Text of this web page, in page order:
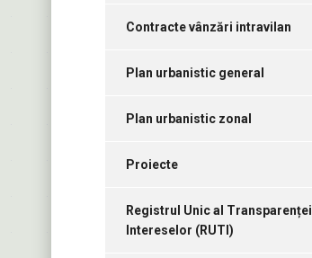
Contracte vânzări intravilan
Plan urbanistic general
Plan urbanistic zonal
Proiecte
Registrul Unic al Transparenței
Intereselor (RUTI)